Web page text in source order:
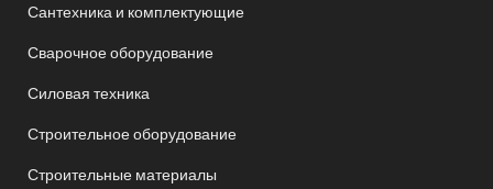
Сантехника и комплектующие
Сварочное оборудование
Силовая техника
Строительное оборудование
Строительные материалы